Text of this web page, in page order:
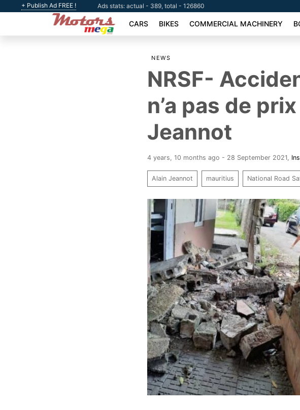
+ Publish Ad FREE ! Ads stats: actual - 389, total - 126860
CARS BIKES COMMERCIAL MACHINERY
NEWS
NRSF-
n’a pas de
Jeannot
4 years, 10 months ago - 28 September 2021
Alain Jeannot mauritius National Road